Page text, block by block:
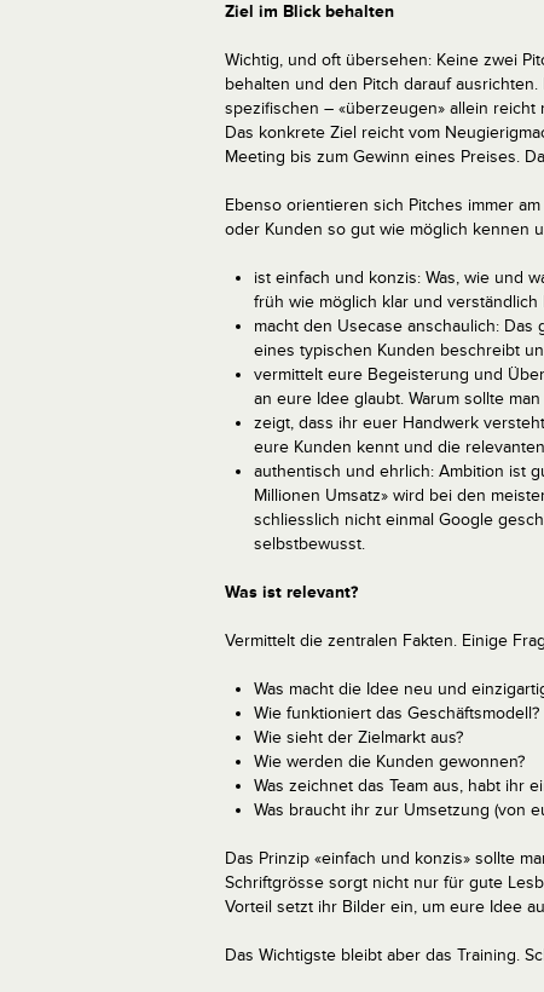
Ziel im Blick behalten
Wichtig, und oft übersehen: Keine zwei
behalten und den Pitch darauf
spezifischen – «überzeugen» allein reicht
Das konkrete Ziel reicht vom
Meeting bis zum Gewinn eines Preises.
Ebenso orientieren sich Pitches immer
oder Kunden so gut wie möglich kennen
ist einfach und konzis: Was, wie und
früh wie möglich klar und
macht den Usecase anschaulich:
eines typischen Kunden beschreibt
vermittelt eure Begeisterung und
an eure Idee glaubt. Warum sollte
zeigt, dass ihr euer Handwerk
eure Kunden kennt und die
authentisch und ehrlich: Ambition ist
Millionen Umsatz» wird bei den
schliesslich nicht einmal Google
selbstbewusst.
Was ist relevant?
Vermittelt die zentralen Fakten. Einige
Was macht die Idee neu und
Wie funktioniert das Geschäftsmodell?
Wie sieht der Zielmarkt aus?
Wie werden die Kunden gewonnen?
Was zeichnet das Team aus, habt ihr
Was braucht ihr zur Umsetzung (von
Das Prinzip «einfach und konzis» sollte
Schriftgrösse sorgt nicht nur für gute
Vorteil setzt ihr Bilder ein, um eure Idee
Das Wichtigste bleibt aber das Training.